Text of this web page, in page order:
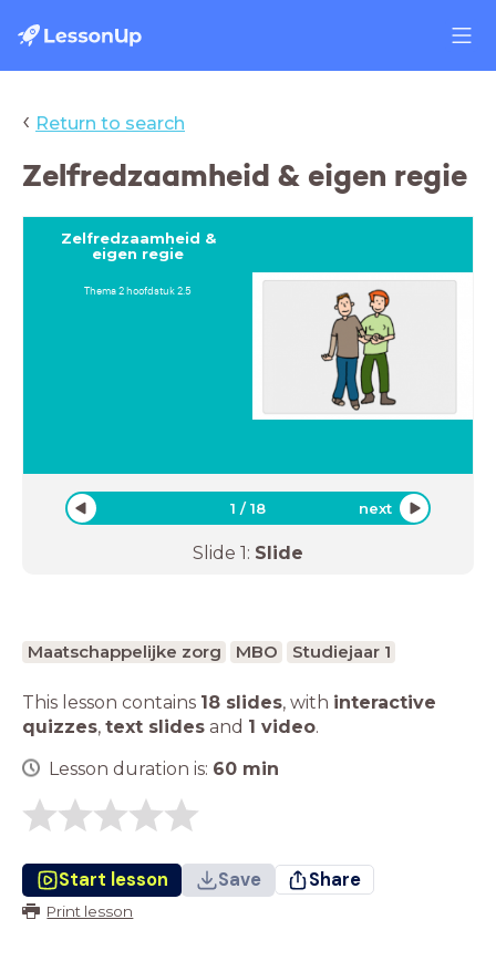
‹ Return to search
Zelfredzaamheid & eigen regie
Zelfredzaamheid &
eigen regie
Thema 2 hoofdstuk 2.5
1 /18 next
Slide 1: Slide
Maatschappelijke zorg MBO Studiejaar 1
This lesson contains 18 slides, with interactive
quizzes, text slides and 1 video.
Lesson duration is: 60 min
Start lesson Save Share
Print lesson